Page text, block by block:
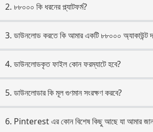
2. ৮৮০০০ কি ধরনের প্ল্যাটফর্ম?
3. ডাউনলোড করতে কি আমার একটি ৮৮০০০ অ্যাকাউন্ট
4. ডাউনলোডকৃত ফাইল কোন ফরম্যাটে হবে?
5. ডাউনলোডার কি মূল গুণমান সংরক্ষণ করবে?
6. Pinterest এর কোন বিশেষ কিছু আছে যা আমার